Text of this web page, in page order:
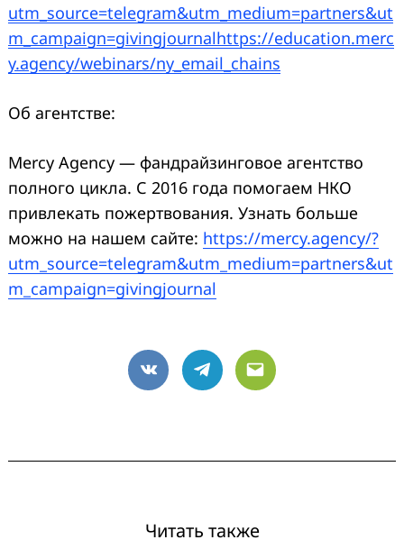
utm_source=telegram&utm_medium=partners&ut
m_campaign=givingjournalhttps://education.merc
y.agency/webinars/ny_email_chains
Об агентстве:
Mercy Agency — фандрайзинговое агентство
полного цикла. С 2016 года помогаем НКО
привлекать пожертвования. Узнать больше
можно на нашем сайте: https://mercy.agency/?
utm_source=telegram&utm_medium=partners&ut
m_campaign=givingjournal
VK Telegram
Email
Читать также